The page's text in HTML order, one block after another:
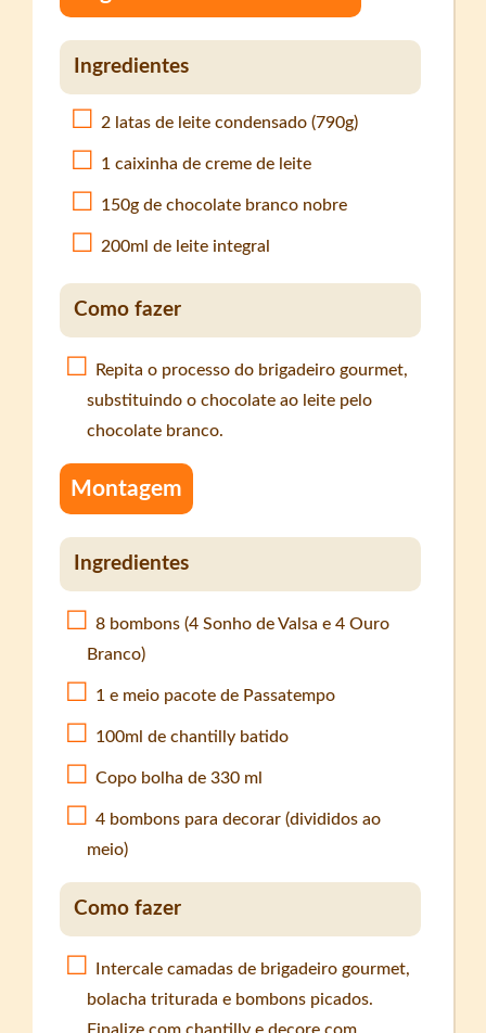
Ingredientes
2 latas de leite condensado (790g)
1 caixinha de creme de leite
150g de chocolate branco nobre
200ml de leite integral
Como fazer
Repita o processo do brigadeiro gourmet,
substituindo o chocolate ao leite pelo
chocolate branco.
Montagem
Ingredientes
8 bombons (4 Sonho de Valsa e 4 Ouro
Branco)
1 e meio pacote de Passatempo
100ml de chantilly batido
Copo bolha de 330 ml
4 bombons para decorar (divididos ao
meio)
Como fazer
Intercale camadas de brigadeiro gourmet,
bolacha triturada e bombons picados.